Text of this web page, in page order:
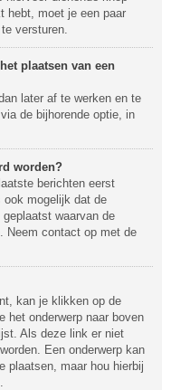
hebt, moet je een paar
versturen.
plaatsen van een
later af te werken en te
de bijhorende optie, in
worden?
berichten eerst
ook mogelijk dat de
geplaatst waarvan de
Neem contact op met de
kan je klikken op de
het onderwerp naar boven
Als deze link er niet
Een onderwerp kan
plaatsen, maar hou hierbij